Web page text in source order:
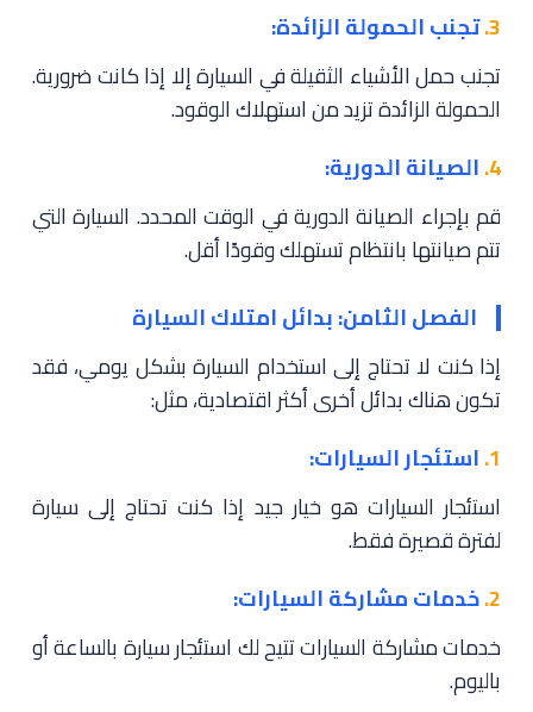
3. تجنب الحمولة الزائدة:
تجنب حمل الأشياء الثقيلة في السيارة إلا إذا كانت ضرورية.
الحمولة الزائدة تزيد من استهلاك الوقود.
4. الصيانة الدورية:
قم بإجراء الصيانة الدورية في الوقت المحدد. السيارة التي
تتم صيانتها بانتظام تستهلك وقودًا أقل.
الفصل الثامن: بدائل امتلاك السيارة
إذا كنت لا تحتاج إلى استخدام السيارة بشكل يومي، فقد
تكون هناك بدائل أخرى أكثر اقتصادية، مثل:
1. استئجار السيارات:
استئجار السيارات هو خيار جيد إذا كنت تحتاج إلى سيارة
لفترة قصيرة فقط.
2. خدمات مشاركة السيارات:
خدمات مشاركة السيارات تتيح لك استئجار سيارة بالساعة أو
باليوم.